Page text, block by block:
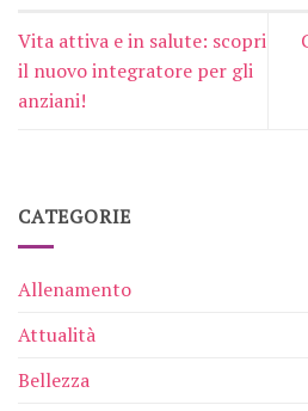
Vita attiva e in salute: scopri
il nuovo integratore per gli
anziani!
CATEGORIE
Allenamento
Attualità
Bellezza